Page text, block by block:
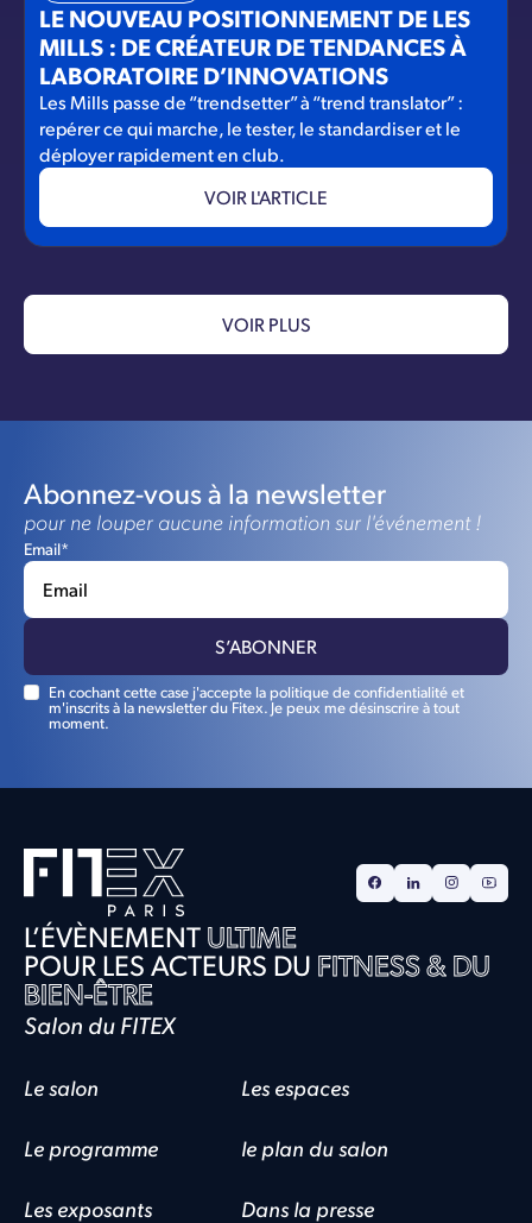
LE NOUVEAU POSITIONNEMENT DE LES
MILLS : DE CRÉATEUR DE TENDANCES À
LABORATOIRE D’INNOVATIONS
Les Mills passe de “trendsetter” à “trend translator” :
repérer ce qui marche, le tester, le standardiser et le
déployer rapidement en club.
VOIR L'ARTICLE
VOIR PLUS
Abonnez-vous à la newsletter
pour ne louper aucune information sur l'événement !
Email*
En cochant cette case j'accepte la politique de confidentialité et
m'inscrits à la newsletter du Fitex. Je peux me désinscrire à tout
moment.
L’ÉVÈNEMENT ULTIME
POUR LES ACTEURS DU FITNESS & DU
BIEN-ÊTRE
Salon du FITEX
Le salon Les espaces
Le programme le plan du salon
Les exposants Dans la presse